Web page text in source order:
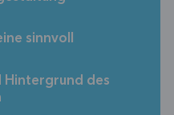
sinnvoll
Hintergrund des